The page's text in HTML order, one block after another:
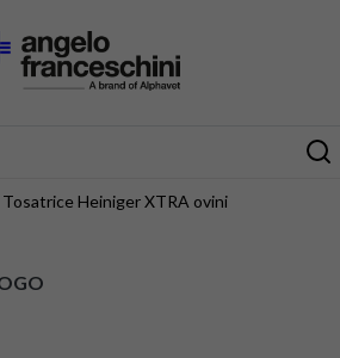
Tosatrice Heiniger XTRA ovini